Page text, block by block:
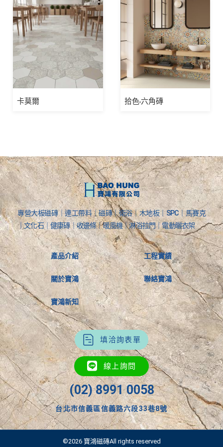
卡莫爾 拾色-六角磚
專營大板磁磚｜連工帶料｜磁磚｜衛浴｜木地板｜SPC｜馬賽克
｜文化石｜健康磚｜收邊條｜暖風機｜淋浴拉門｜電動曬衣架
產品介紹
關於寶鴻
寶鴻新知
工程實績
聯絡寶鴻
填洽詢表單
線上詢問
(02) 8991 0058
台北市信義區信義路六段33巷8號
©2026 寶鴻磁磚All rights reserved